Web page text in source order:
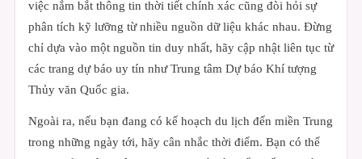
việc nắm bắt thông tin thời tiết chính xác cũng đòi hỏi sự
phân tích kỹ lưỡng từ nhiều nguồn dữ liệu khác nhau. Đừng
chỉ dựa vào một nguồn tin duy nhất, hãy cập nhật liên tục từ
các trang dự báo uy tín như Trung tâm Dự báo Khí tượng
Thủy văn Quốc gia.
Ngoài ra, nếu bạn đang có kế hoạch du lịch đến miền Trung
trong những ngày tới, hãy cân nhắc thời điểm. Bạn có thể